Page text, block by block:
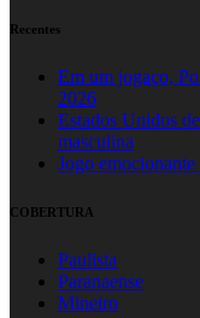
Recentes
Em um jogaço,
2026
Estados Unidos
masculina
Jogo
COBERTURA
Paulista
Paranaense
Mineiro